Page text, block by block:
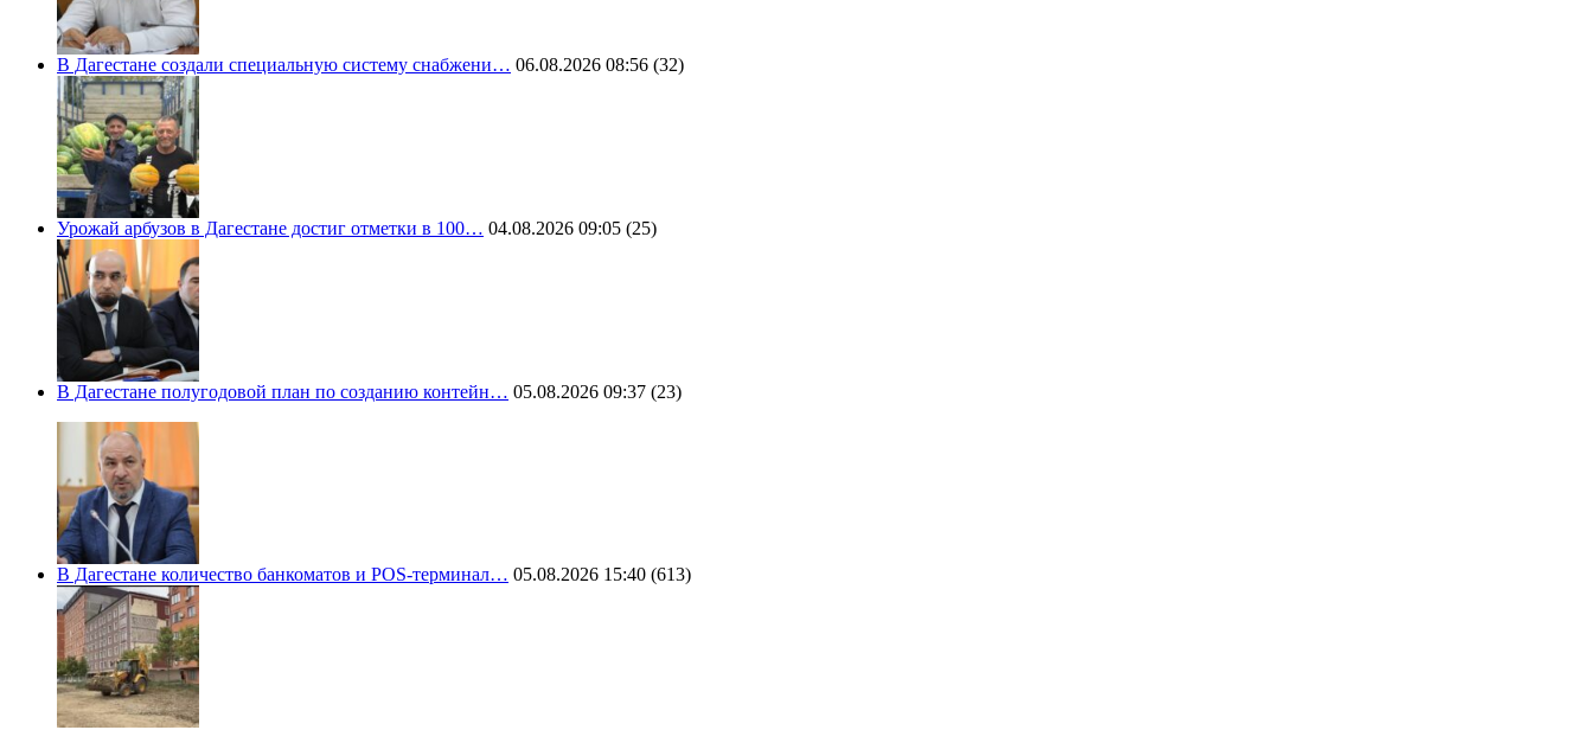
В Дагестане создали специальную систему снабжени… 06.08.2026 08:56 (32)
Урожай арбузов в Дагестане достиг отметки в 100… 04.08.2026 09:05 (25)
В Дагестане полугодовой план по созданию контейн… 05.08.2026 09:37 (23)
В Дагестане количество банкоматов и POS-терминал… 05.08.2026 15:40 (613)